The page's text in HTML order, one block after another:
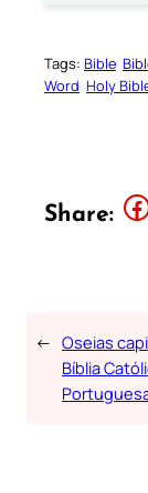
Tags: Bible
Word Holy
Share: Share this article on Facebook
← Oseias
Bíblia